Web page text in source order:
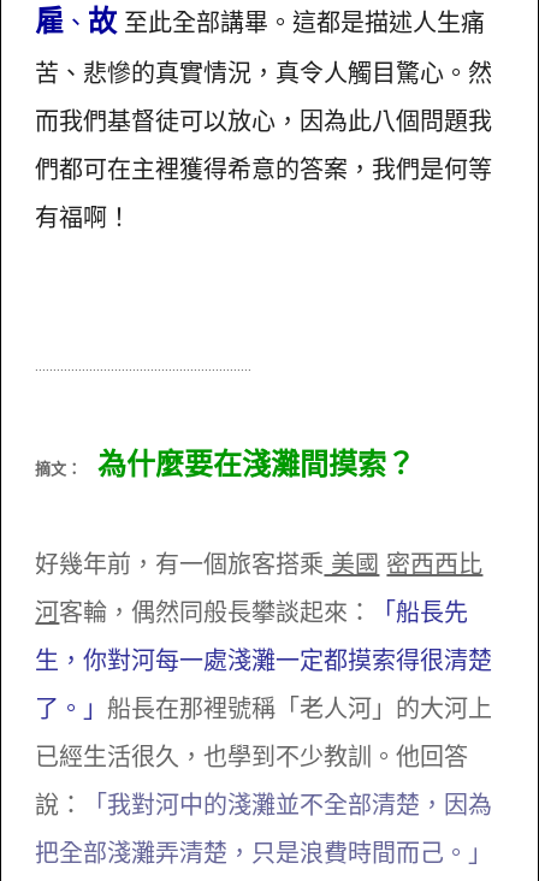
雇 、 故 至此全部講畢。這都是描述人生痛
苦、悲慘的真實情況，真令人觸目驚心。然
而我們基督徒可以放心，因為此八個問題我
們都可在主裡獲得希意的答案，我們是何等
有福啊！
............................................................
摘文： 為什麼要在淺灘間摸索？
好幾年前，有一個旅客搭乘 美國 密西西比
河客輪，偶然同般長攀談起來：
「船長先
生，你對河每一處淺灘一定都摸索得很清楚
了。」船長在那裡號稱「老人河」的大河上
已經生活很久，也學到不少教訓。他回答
說：
「我對河中的淺灘並不全部清楚，因為
把全部淺灘弄清楚，只是浪費時間而己。」